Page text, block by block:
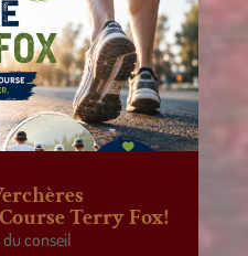
Terry Fox!
conseil